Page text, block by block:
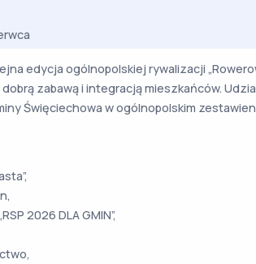
edycja ogólnopolskiej rywalizacji
zabawą i integracją mieszkańców.
Święciechowa w ogólnopolskim
2026 DLA GMIN”,